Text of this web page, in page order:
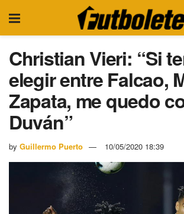
Christian Vieri: “Si
elegir entre Falcao,
Zapata, me quedo
Duván”
by Guillermo Puerto 10/05/2020 18:39